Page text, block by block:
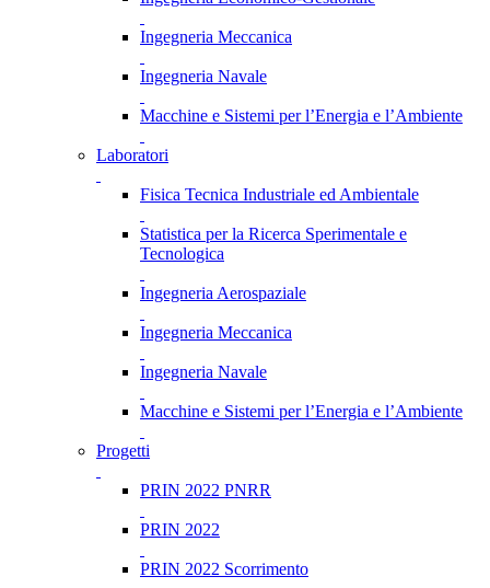
Ingegneria Meccanica
Ingegneria Navale
Macchine e Sistemi per l’Energia e l’Ambiente
Laboratori
Fisica Tecnica Industriale ed Ambientale
Statistica per la Ricerca Sperimentale e
Tecnologica
Ingegneria Aerospaziale
Ingegneria Meccanica
Ingegneria Navale
Macchine e Sistemi per l’Energia e l’Ambiente
Progetti
PRIN 2022 PNRR
PRIN 2022
PRIN 2022 Scorrimento